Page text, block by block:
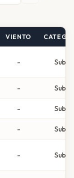
VIENTO
- Sub10
- Sub10
- Sub10
- Sub10
- Sub10